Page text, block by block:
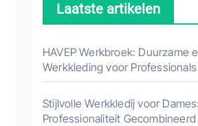
Laatste artikelen
HAVEP Werkbroek: Duurzame
Werkkleding voor Professionals
Stijlvolle Werkkledij voor
Professionaliteit Gecombineerd